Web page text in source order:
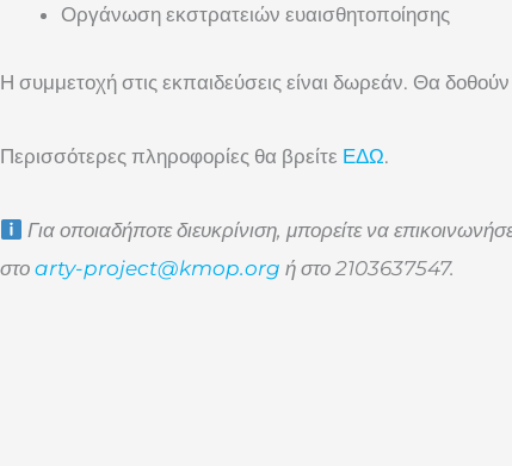
Οργάνωση εκστρατειών ευαισθητοποίησης
Η συμμετοχή στις εκπαιδεύσεις είναι δωρεάν. Θα
Περισσότερες πληροφορίες θα βρείτε ΕΔΩ.
Για οποιαδήποτε διευκρίνιση, μπορείτε να
στο arty-project@kmop.org ή στο 2103637547.